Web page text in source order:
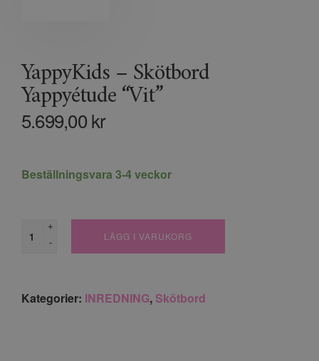
YappyKids – Skötbord
Yappyétude “Vit”
5.699,00kr
Beställningsvara 3-4 veckor
+
-
LÄGG I VARUKORG
Kategorier: INREDNING, Skötbord